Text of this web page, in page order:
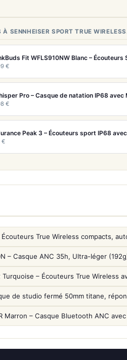
À SENNHEISER SPORT TRUE
Fit WFLS910NW Blanc – Écouteurs
€
Pro – Casque de natation IP68 avec
€
Peak 3 – Écouteurs sport IP68
€
Écouteurs True Wireless compacts,
– Casque ANC 35h, Ultra-léger
Turquoise – Écouteurs True Wireless
de studio fermé 50mm titane,
Marron – Casque Bluetooth ANC